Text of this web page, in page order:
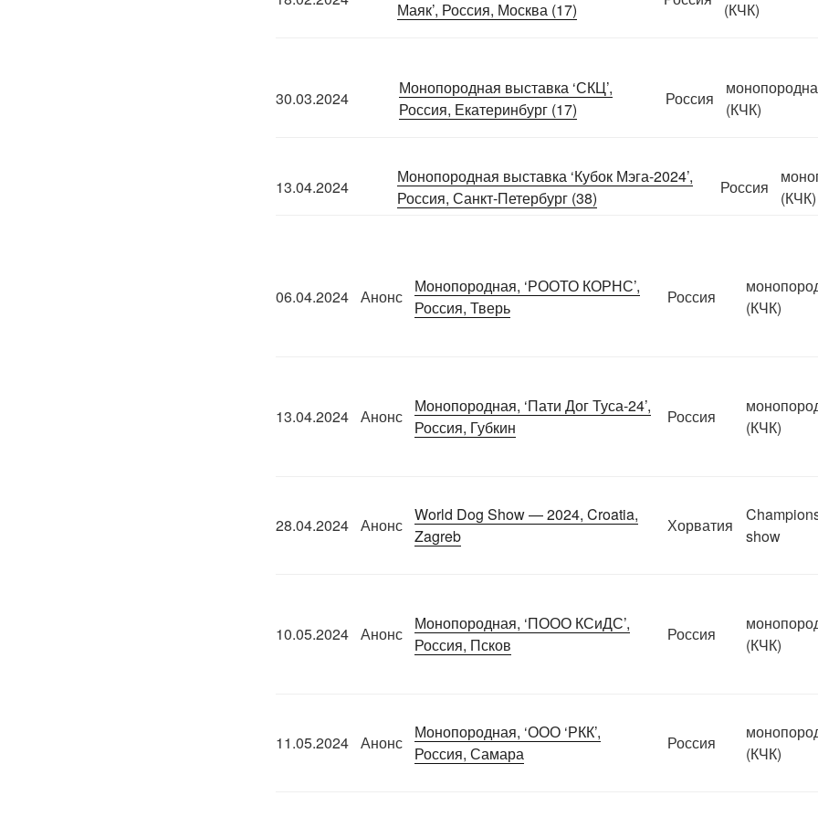
Маяк’, Россия, Москва (17)
(КЧК)
30.03.2024
Монопородная выставка ‘СКЦ’,
Россия, Екатеринбург (17)
Россия
(КЧК)
13.04.2024
Монопородная выставка ‘Кубок Мэга-2024’,
Россия, Санкт-Петербург (38)
Россия
(КЧК)
06.04.2024 Анонс
Монопородная, ‘РООТО КОРНС’,
Россия, Тверь
Россия
(КЧК)
13.04.2024 Анонс
Монопородная, ‘Пати Дог Туса-24’,
Россия, Губкин
Россия
(КЧК)
28.04.2024 Анонс
World Dog Show — 2024, Croatia,
Zagreb
Хорватия
show
10.05.2024 Анонс
Монопородная, ‘ПООО КСиДС’,
Россия, Псков
Россия
(КЧК)
11.05.2024 Анонс
Монопородная, ‘ООО ‘РКК’,
Россия, Самара
Россия
(КЧК)